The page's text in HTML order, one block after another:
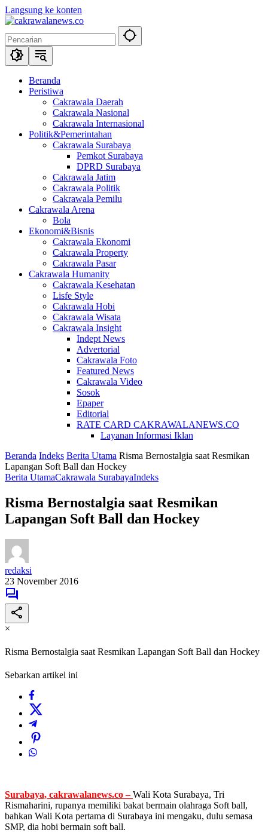
Langsung ke konten
Beranda
Peristiwa
Cakrawala Daerah
Cakrawala Nasional
Cakrawala Internasional
Politik&Pemerintahan
Cakrawala Surabaya
Pemkot Surabaya
DPRD Surabaya
Cakrawala Jatim
Cakrawala Politik
Cakrawala Pemilu
Cakrawala Arena
Bola
Ekonomi&Bisnis
Cakrawala Ekonomi
Cakrawala Property
Cakrawala Pasar
Cakrawala Humanity
Cakrawala Kesehatan
Lisfe Style
Cakrawala Hobi
Cakrawala Wisata
Cakrawala Insight
Indept News
Advertorial
Cakrawala Foto
Featured News
Cakrawala Video
Sosok
Epaper
Editorial
RATE CARD CAKRAWALANEWS.CO
Layanan Informasi Iklan
Beranda Indeks Berita Utama Risma Bernostalgia saat Resmikan
Lapangan Soft Ball dan Hockey
Berita UtamaCakrawala SurabayaIndeks
Risma Bernostalgia saat Resmikan
Lapangan Soft Ball dan Hockey
redaksi
23 November 2016
×
Risma Bernostalgia saat Resmikan Lapangan Soft Ball dan Hockey
Sebarkan artikel ini
Surabaya, cakrawalanews.co – Wali Kota Surabaya, Tri
Rismaharini, rupanya memiliki bakat bermain olahraga Soft ball,
bahkan Wali Kota pertama di Surabaya ini mengaku, dulu semasa
SMP, dia hobi bermain soft ball.